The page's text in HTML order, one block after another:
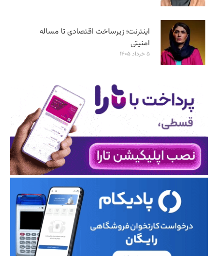
اینترنت؛ زیرساخت اقتصادی تا مساله
امنیتی
۵ خرداد ۱۴۰۵